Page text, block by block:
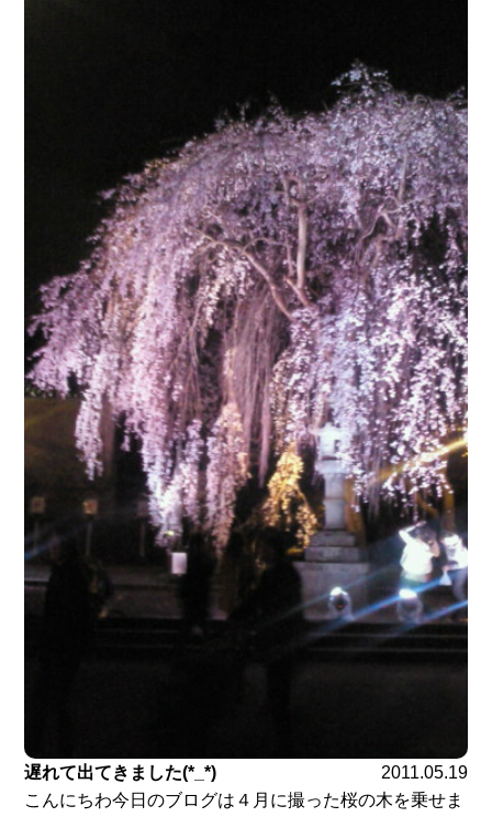
遅れて出てきました(*_*)
2011.05.19
こんにちわ今日のブログは４月に撮った桜の木を乗せま